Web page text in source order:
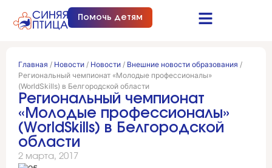
Помочь детям
Главная / Новости / Новости / Внешние новости образования /
Региональный чемпионат «Молодые профессионалы»
(WorldSkills) в Белгородской области
Региональный чемпионат
«Молодые профессионалы»
(WorldSkills) в Белгородской
области
2 марта, 2017